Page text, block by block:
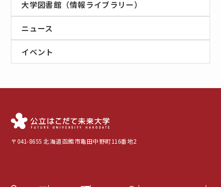
大学図書館（情報ライブラリー）
ニュース
イベント
〒041-8655 北海道函館市亀田中野町116番地2